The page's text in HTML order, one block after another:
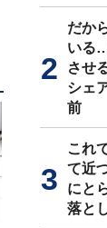
だか
いる
させ
シェ
前
これ
て近
にと
落と